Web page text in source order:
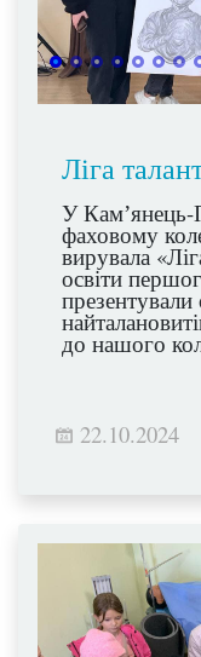
Ліга
У
фаховому
вирувала
освіти
презентували
до нашого
22.10.2024